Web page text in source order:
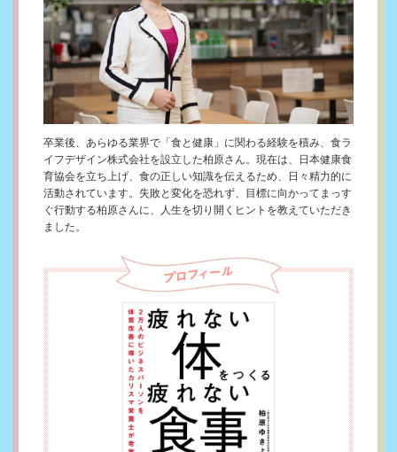
卒業後、あらゆる業界で「食と健康」に関わる経験を積み、食ラ
イフデザイン株式会社を設立した柏原さん。現在は、日本健康食
育協会を立ち上げ、食の正しい知識を伝えるため、日々精力的に
活動されています。失敗と変化を恐れず、目標に向かってまっす
ぐ行動する柏原さんに、人生を切り開くヒントを教えていただき
ました。